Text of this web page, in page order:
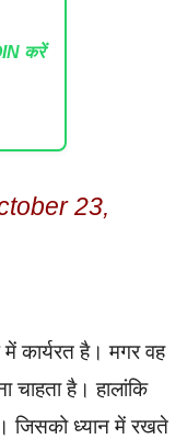
करें
23,
कार्यरत है। मगर वह
चाहता है। हालांकि
जिसको ध्यान में रखते